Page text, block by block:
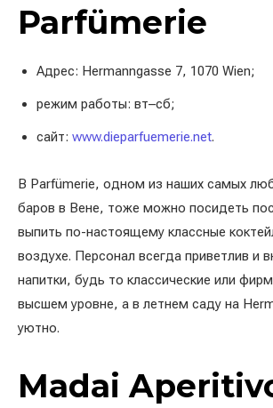
Parfümerie
Адрес: Hermanngasse 7, 1070 Wien;
режим работы: вт–сб;
сайт: www.dieparfuemerie.net.
В Parfümerie, одном из наших самых
баров в Вене, тоже можно посидеть
выпить по-настоящему классные
воздухе. Персонал всегда приветлив и
напитки, будь то классические или
высшем уровне, а в летнем саду на
уютно.
Madai